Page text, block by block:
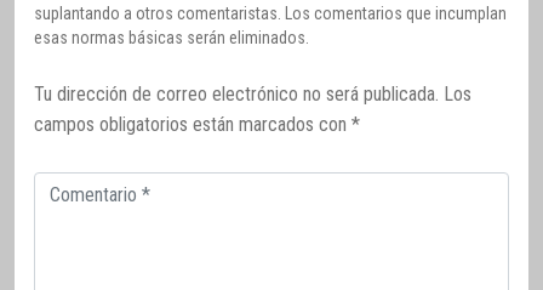
suplantando a otros comentaristas. Los comentarios que incumplan
esas normas básicas serán eliminados.
Tu dirección de correo electrónico no será publicada. Los
campos obligatorios están marcados con *
Comentario